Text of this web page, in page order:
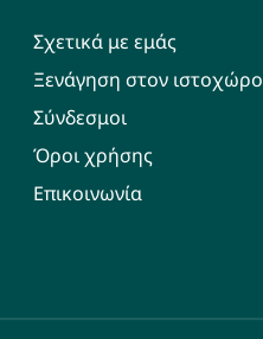
Σχετικά με εμάς
Ξενάγηση στον ιστοχώρο
Σύνδεσμοι
Όροι χρήσης
Επικοινωνία